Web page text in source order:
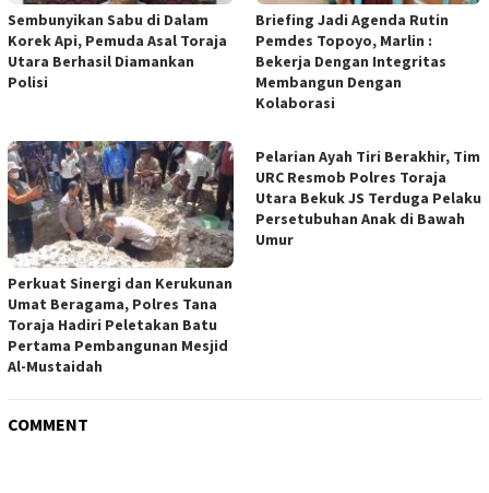
Sembunyikan Sabu di Dalam
Korek Api, Pemuda Asal Toraja
Utara Berhasil Diamankan
Polisi
Briefing Jadi Agenda Rutin
Pemdes Topoyo, Marlin :
Bekerja Dengan Integritas
Membangun Dengan
Kolaborasi
Perkuat Sinergi dan Kerukunan
Umat Beragama, Polres Tana
Toraja Hadiri Peletakan Batu
Pertama Pembangunan Mesjid
Al-Mustaidah
Pelarian Ayah Tiri Berakhir, Tim
URC Resmob Polres Toraja
Utara Bekuk JS Terduga Pelaku
Persetubuhan Anak di Bawah
Umur
COMMENT